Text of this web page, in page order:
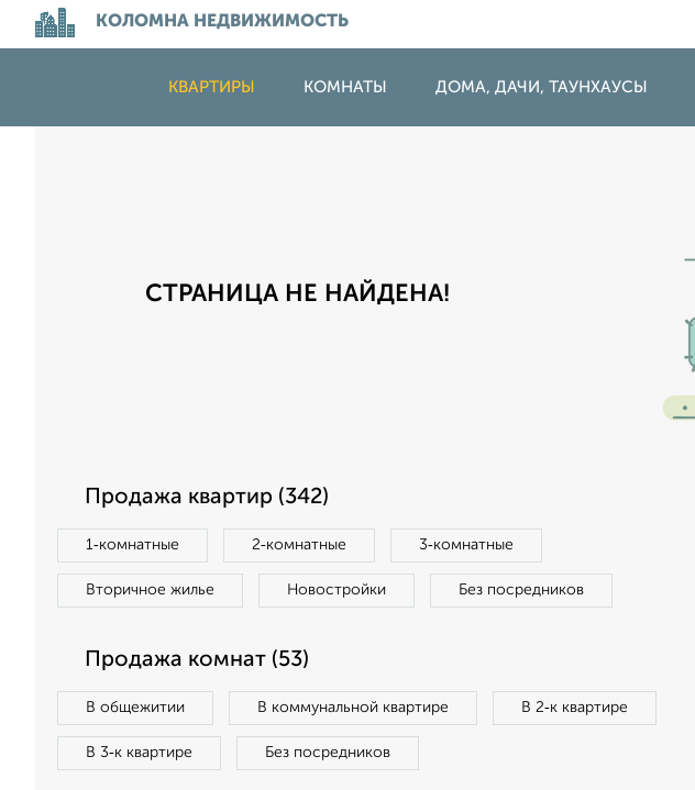
КОЛОМНА НЕДВИЖИМОСТЬ
КВАРТИРЫ КОМНАТЫ ДОМА, ДАЧИ, ТАУНХАУСЫ
СТРАНИЦА НЕ НАЙДЕНА!
Продажа квартир (342)
1‑комнатные 2‑комнатные 3‑комнатные
Вторичное жилье Новостройки Без посредников
Продажа комнат (53)
В общежитии В коммунальной квартире В 2‑к квартире
В 3‑к квартире Без посредников